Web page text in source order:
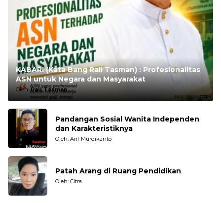
KABARI (Kata Bang Rali Tasman) : Profesionalitas
ASN untuk Negara dan Masyarakat
Oleh:Rali Tasman
Pandangan Sosial Wanita Independen
dan Karakteristiknya
Oleh: Arif Murdikanto
Patah Arang di Ruang Pendidikan
Oleh: Citra